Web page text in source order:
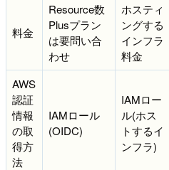
料金
Resource数
Plusプラン
は要問い合
わせ
ホスティ
ングする
インフラ
料金
AWS
認証
情報
の取
得方
法
IAMロール
(OIDC)
IAMロー
ル(ホス
トするイ
ンフラ)